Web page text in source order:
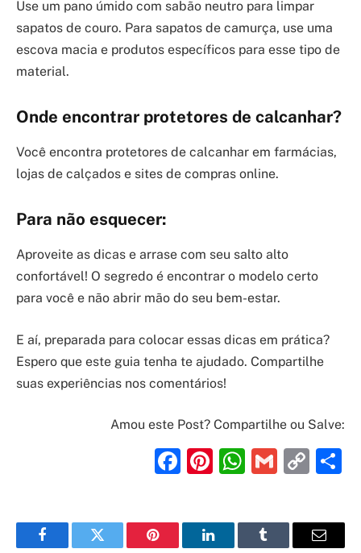
Use um pano úmido com sabão neutro para limpar
sapatos de couro. Para sapatos de camurça, use uma
escova macia e produtos específicos para esse tipo de
material.
Onde encontrar protetores de calcanhar?
Você encontra protetores de calcanhar em farmácias,
lojas de calçados e sites de compras online.
Para não esquecer:
Aproveite as dicas e arrase com seu salto alto
confortável! O segredo é encontrar o modelo certo
para você e não abrir mão do seu bem-estar.
E aí, preparada para colocar essas dicas em prática?
Espero que este guia tenha te ajudado. Compartilhe
suas experiências nos comentários!
Amou este Post? Compartilhe ou Salve:
Facebook
Pinterest
Gmail
FacebookTwitter Pinterest LinkedInTumblr Email